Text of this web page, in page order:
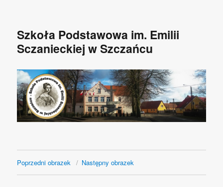
Szkoła Podstawowa im. Emilii
Sczanieckiej w Szczańcu
Poprzedni obrazek Następny obrazek